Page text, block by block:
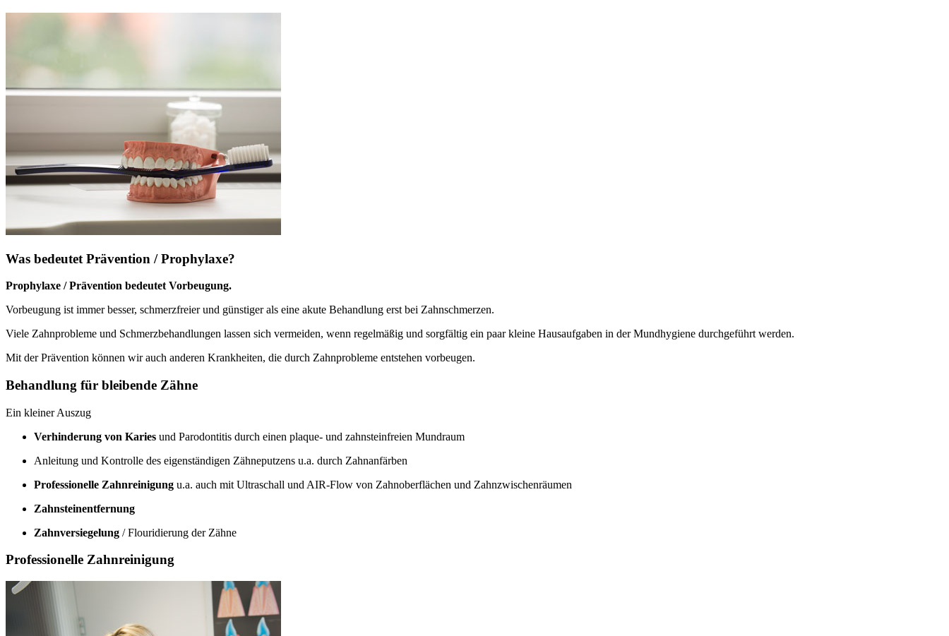
Was bedeutet Prävention / Prophylaxe?
Prophylaxe / Prävention bedeutet Vorbeugung.
Vorbeugung ist immer besser, schmerzfreier und günstiger als eine akute Behandlung erst bei Zahnschmerzen.
Viele Zahnprobleme und Schmerzbehandlungen lassen sich vermeiden, wenn regelmäßig und sorgfältig ein paar kleine Hausaufgaben in der Mundhygiene durchgeführt werden.
Mit der Prävention können wir auch anderen Krankheiten, die durch Zahnprobleme entstehen vorbeugen.
Behandlung für bleibende Zähne
Ein kleiner Auszug
Verhinderung von Karies und Parodontitis durch einen plaque- und zahnsteinfreien Mundraum
Anleitung und Kontrolle des eigenständigen Zähneputzens u.a. durch Zahnanfärben
Professionelle Zahnreinigung u.a. auch mit Ultraschall und AIR-Flow von Zahnoberflächen und Zahnzwischenräumen
Zahnsteinentfernung
Zahnversiegelung / Flouridierung der Zähne
Professionelle Zahnreinigung